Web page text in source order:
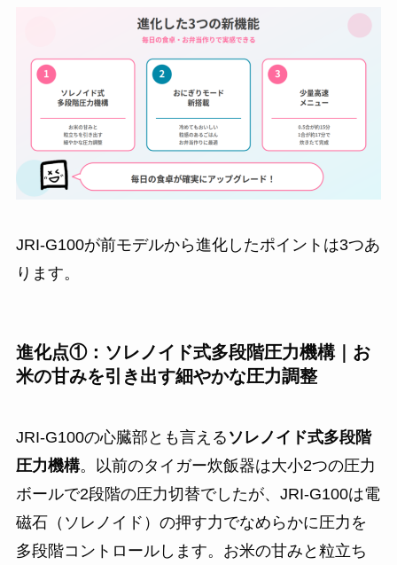
JRI-G100が前モデルから進化したポイントは3つあ
ります。
進化点①：ソレノイド式多段階圧力機構｜お
米の甘みを引き出す細やかな圧力調整
JRI-G100の心臓部とも言える ソレノイド式多段階
圧力機構。以前のタイガー炊飯器は大小2つの圧力
ボールで2段階の圧力切替でしたが、JRI-G100は電
磁石（ソレノイド）の押す力でなめらかに圧力を
多段階コントロールします。お米の甘みと粒立ち